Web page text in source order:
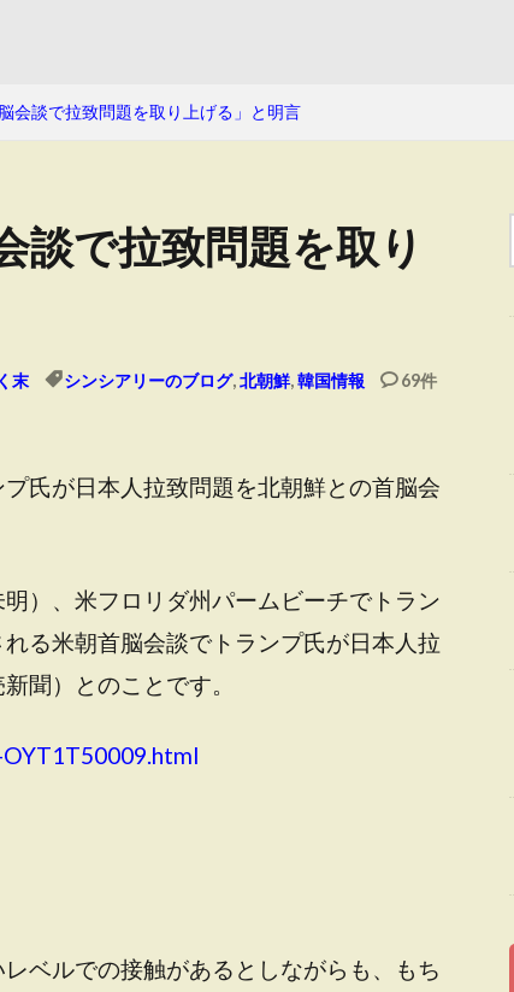
会談で拉致問題を取り上げる」と明言
談で拉致問題を取り
末 シンシアリーのブログ,北朝鮮,韓国情報 69件
氏が日本人拉致問題を北朝鮮との首脳会
）、米フロリダ州パームビーチでトラン
る米朝首脳会談でトランプ氏が日本人拉
聞）とのことです。
ベルでの接触があるとしながらも、もち